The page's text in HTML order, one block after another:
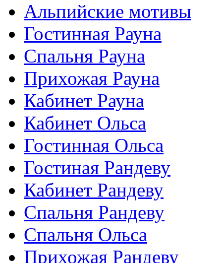
Альпийские мотивы
Гостинная Рауна
Спальня Рауна
Прихожая Рауна
Кабинет Рауна
Кабинет Ольса
Гостинная Ольса
Гостиная Рандеву
Кабинет Рандеву
Спальня Рандеву
Спальня Ольса
Прихожая Рандеву